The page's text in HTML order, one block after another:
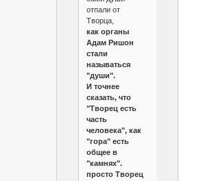
отпали от
Творца,
как органы
Адам Ришон
стали
называться
"души".
И точнее
сказать, что
"Творец есть
часть
человека", как
"гора" есть
общее в
"камнях".
просто Творец